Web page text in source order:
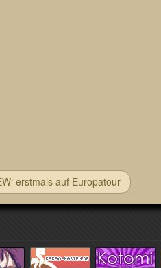
erstmals auf Europatour